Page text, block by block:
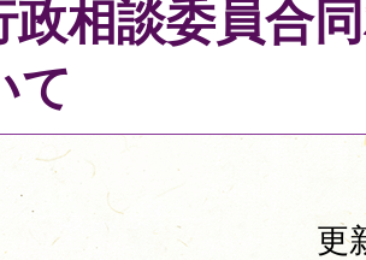
政相談委員合
て
更